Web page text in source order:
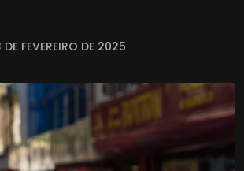
DE FEVEREIRO DE 2025